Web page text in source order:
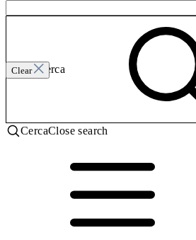
Clear
Invia ricerca
CercaClose search